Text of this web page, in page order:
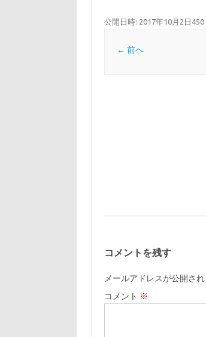
公開日時: 2017年10月2日 450
← 前へ
コメントを残す
メールアドレスが公開さ
コメント ※